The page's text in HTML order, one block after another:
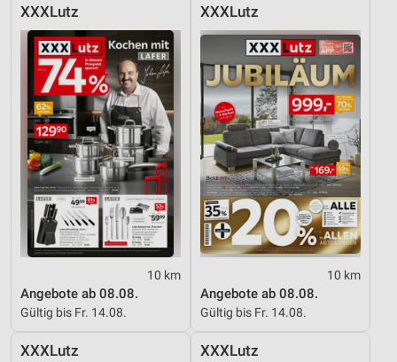
XXXLutz
10 km
Angebote ab 08.08.
Gültig bis Fr. 14.08.
XXXLutz
10 km
Angebote ab 08.08.
Gültig bis Fr. 14.08.
XXXLutz XXXLutz